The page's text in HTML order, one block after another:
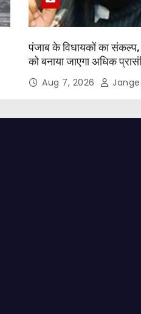
पंजाब के विधायकों का
को बनाया जाएगा अधिक
Aug 7, 2026